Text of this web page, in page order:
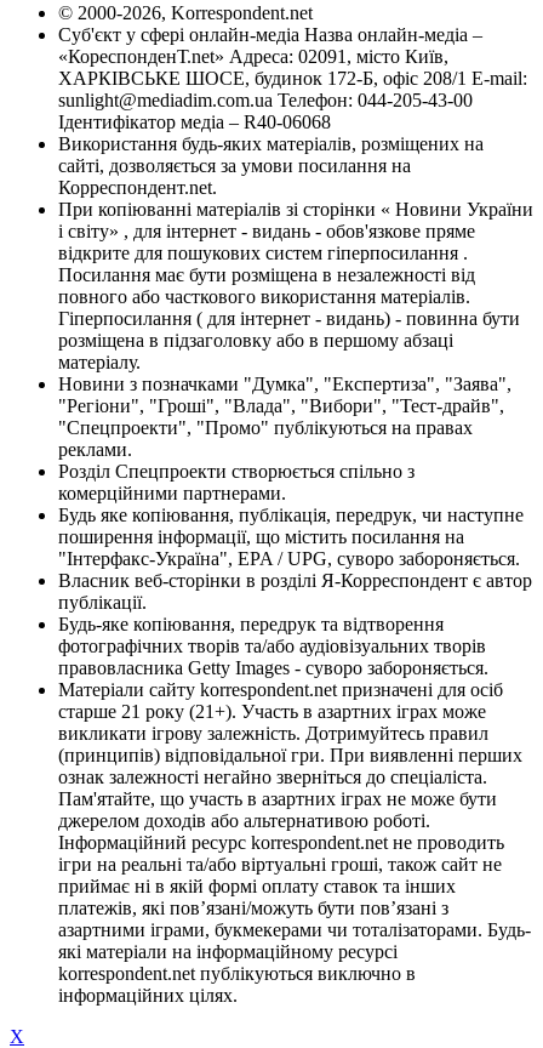
© 2000-2026, Korrespondent.net
Суб'єкт у сфері онлайн-медіа Назва онлайн-медіа –
«КореспонденТ.net» Адреса: 02091, місто Київ,
ХАРКІВСЬКЕ ШОСЕ, будинок 172-Б, офіс 208/1 E-mail:
sunlight@mediadim.com.ua Телефон: 044-205-43-00
Ідентифікатор медіа – R40-06068
Використання будь-яких матеріалів, розміщених на
сайті, дозволяється за умови посилання на
Корреспондент.net.
При копіюванні матеріалів зі сторінки « Новини України
і світу» , для інтернет - видань - обов'язкове пряме
відкрите для пошукових систем гіперпосилання .
Посилання має бути розміщена в незалежності від
повного або часткового використання матеріалів.
Гіперпосилання ( для інтернет - видань) - повинна бути
розміщена в підзаголовку або в першому абзаці
матеріалу.
Новини з позначками "Думка", "Експертиза", "Заява",
"Регіони", "Гроші", "Влада", "Вибори", "Тест-драйв",
"Спецпроекти", "Промо" публікуються на правах
реклами.
Розділ Спецпроекти створюється спільно з
комерційними партнерами.
Будь яке копіювання, публікація, передрук, чи наступне
поширення інформації, що містить посилання на
"Інтерфакс-Україна", EPA / UPG, суворо забороняється.
Власник веб-сторінки в розділі Я-Корреспондент є автор
публікації.
Будь-яке копіювання, передрук та відтворення
фотографічних творів та/або аудіовізуальних творів
правовласника Getty Images - суворо забороняється.
Матеріали сайту korrespondent.net призначені для осіб
старше 21 року (21+). Участь в азартних іграх може
викликати ігрову залежність. Дотримуйтесь правил
(принципів) відповідальної гри. При виявленні перших
ознак залежності негайно зверніться до спеціаліста.
Пам'ятайте, що участь в азартних іграх не може бути
джерелом доходів або альтернативою роботі.
Інформаційний ресурс korrespondent.net не проводить
ігри на реальні та/або віртуальні гроші, також сайт не
приймає ні в якій формі оплату ставок та інших
платежів, які пов’язані/можуть бути пов’язані з
азартними іграми, букмекерами чи тоталізаторами. Будь-
які матеріали на інформаційному ресурсі
korrespondent.net публікуються виключно в
інформаційних цілях.
X